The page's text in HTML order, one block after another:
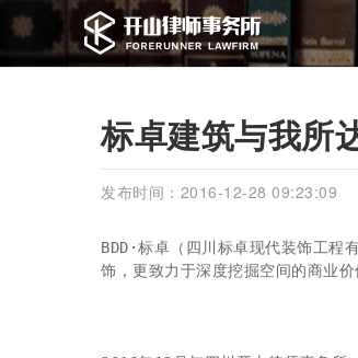
标卓建筑与我所
发布时间：2016-12-28 09:23:09
BDD·标卓（四川标卓现代装饰工程
饰，更致力于深度挖掘空间的商业价